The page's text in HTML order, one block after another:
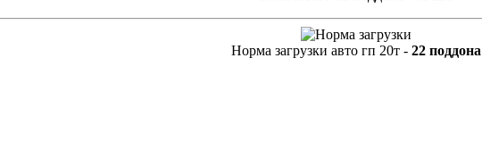
Норма загрузки авто гп 20т - 22 поддона